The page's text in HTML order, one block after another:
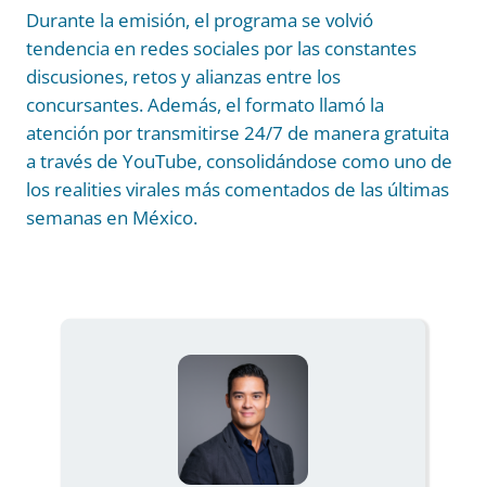
Durante la emisión, el programa se volvió
tendencia en redes sociales por las constantes
discusiones, retos y alianzas entre los
concursantes. Además, el formato llamó la
atención por transmitirse 24/7 de manera gratuita
a través de YouTube, consolidándose como uno de
los realities virales más comentados de las últimas
semanas en México.